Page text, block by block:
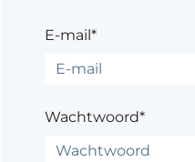
E-mail*
Wachtwoord*